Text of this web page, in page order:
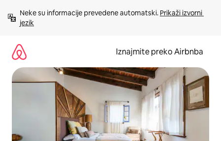
sadržaj
Neke su informacije prevedene automatski. Prikaži izvorni
jezik
Iznajmite preko Airbnba